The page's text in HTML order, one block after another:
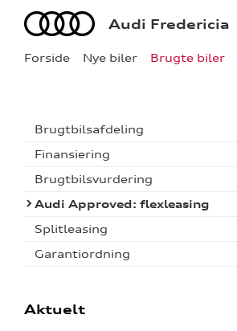
Forside Nye biler Brugte biler
Audi Audi Fredericia
Brugtbilsafdeling
Finansiering
Brugtbilsvurdering
Audi Approved: flexleasing
Splitleasing
Garantiordning
Aktuelt